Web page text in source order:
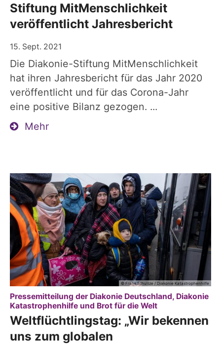
Stiftung MitMenschlichkeit
veröffentlicht Jahresbericht
15. Sept. 2021
Die Diakonie-Stiftung MitMenschlichkeit
hat ihren Jahresbericht für das Jahr 2020
veröffentlicht und für das Corona-Jahr
eine positive Bilanz gezogen. ...
Mehr
© Frank Schultze / Diakonie Katastrophenhilfe
Pressemitteilung der Diakonie Deutschland, Diakonie
Katastrophenhilfe und Brot für die Welt:
Weltflüchtlingstag: „Wir bekennen
uns zum globalen